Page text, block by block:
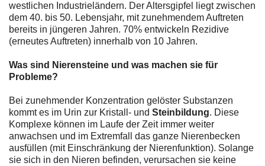
westlichen Industrieländern. Der Altersgipfel liegt zwischen
dem 40. bis 50. Lebensjahr, mit zunehmendem Auftreten
bereits in jüngeren Jahren. 70% entwickeln Rezidive
(erneutes Auftreten) innerhalb von 10 Jahren.
Was sind Nierensteine und was machen sie für
Probleme?
Bei zunehmender Konzentration gelöster Substanzen
kommt es im Urin zur Kristall- und Steinbildung. Diese
Komplexe können im Laufe der Zeit immer weiter
anwachsen und im Extremfall das ganze Nierenbecken
ausfüllen (mit Einschränkung der Nierenfunktion). Solange
sie sich in den Nieren befinden, verursachen sie keine